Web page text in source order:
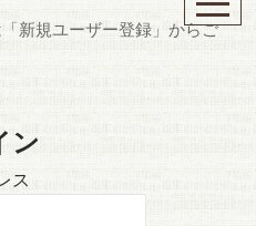
新規ユーザー登録」からご
ン
ス